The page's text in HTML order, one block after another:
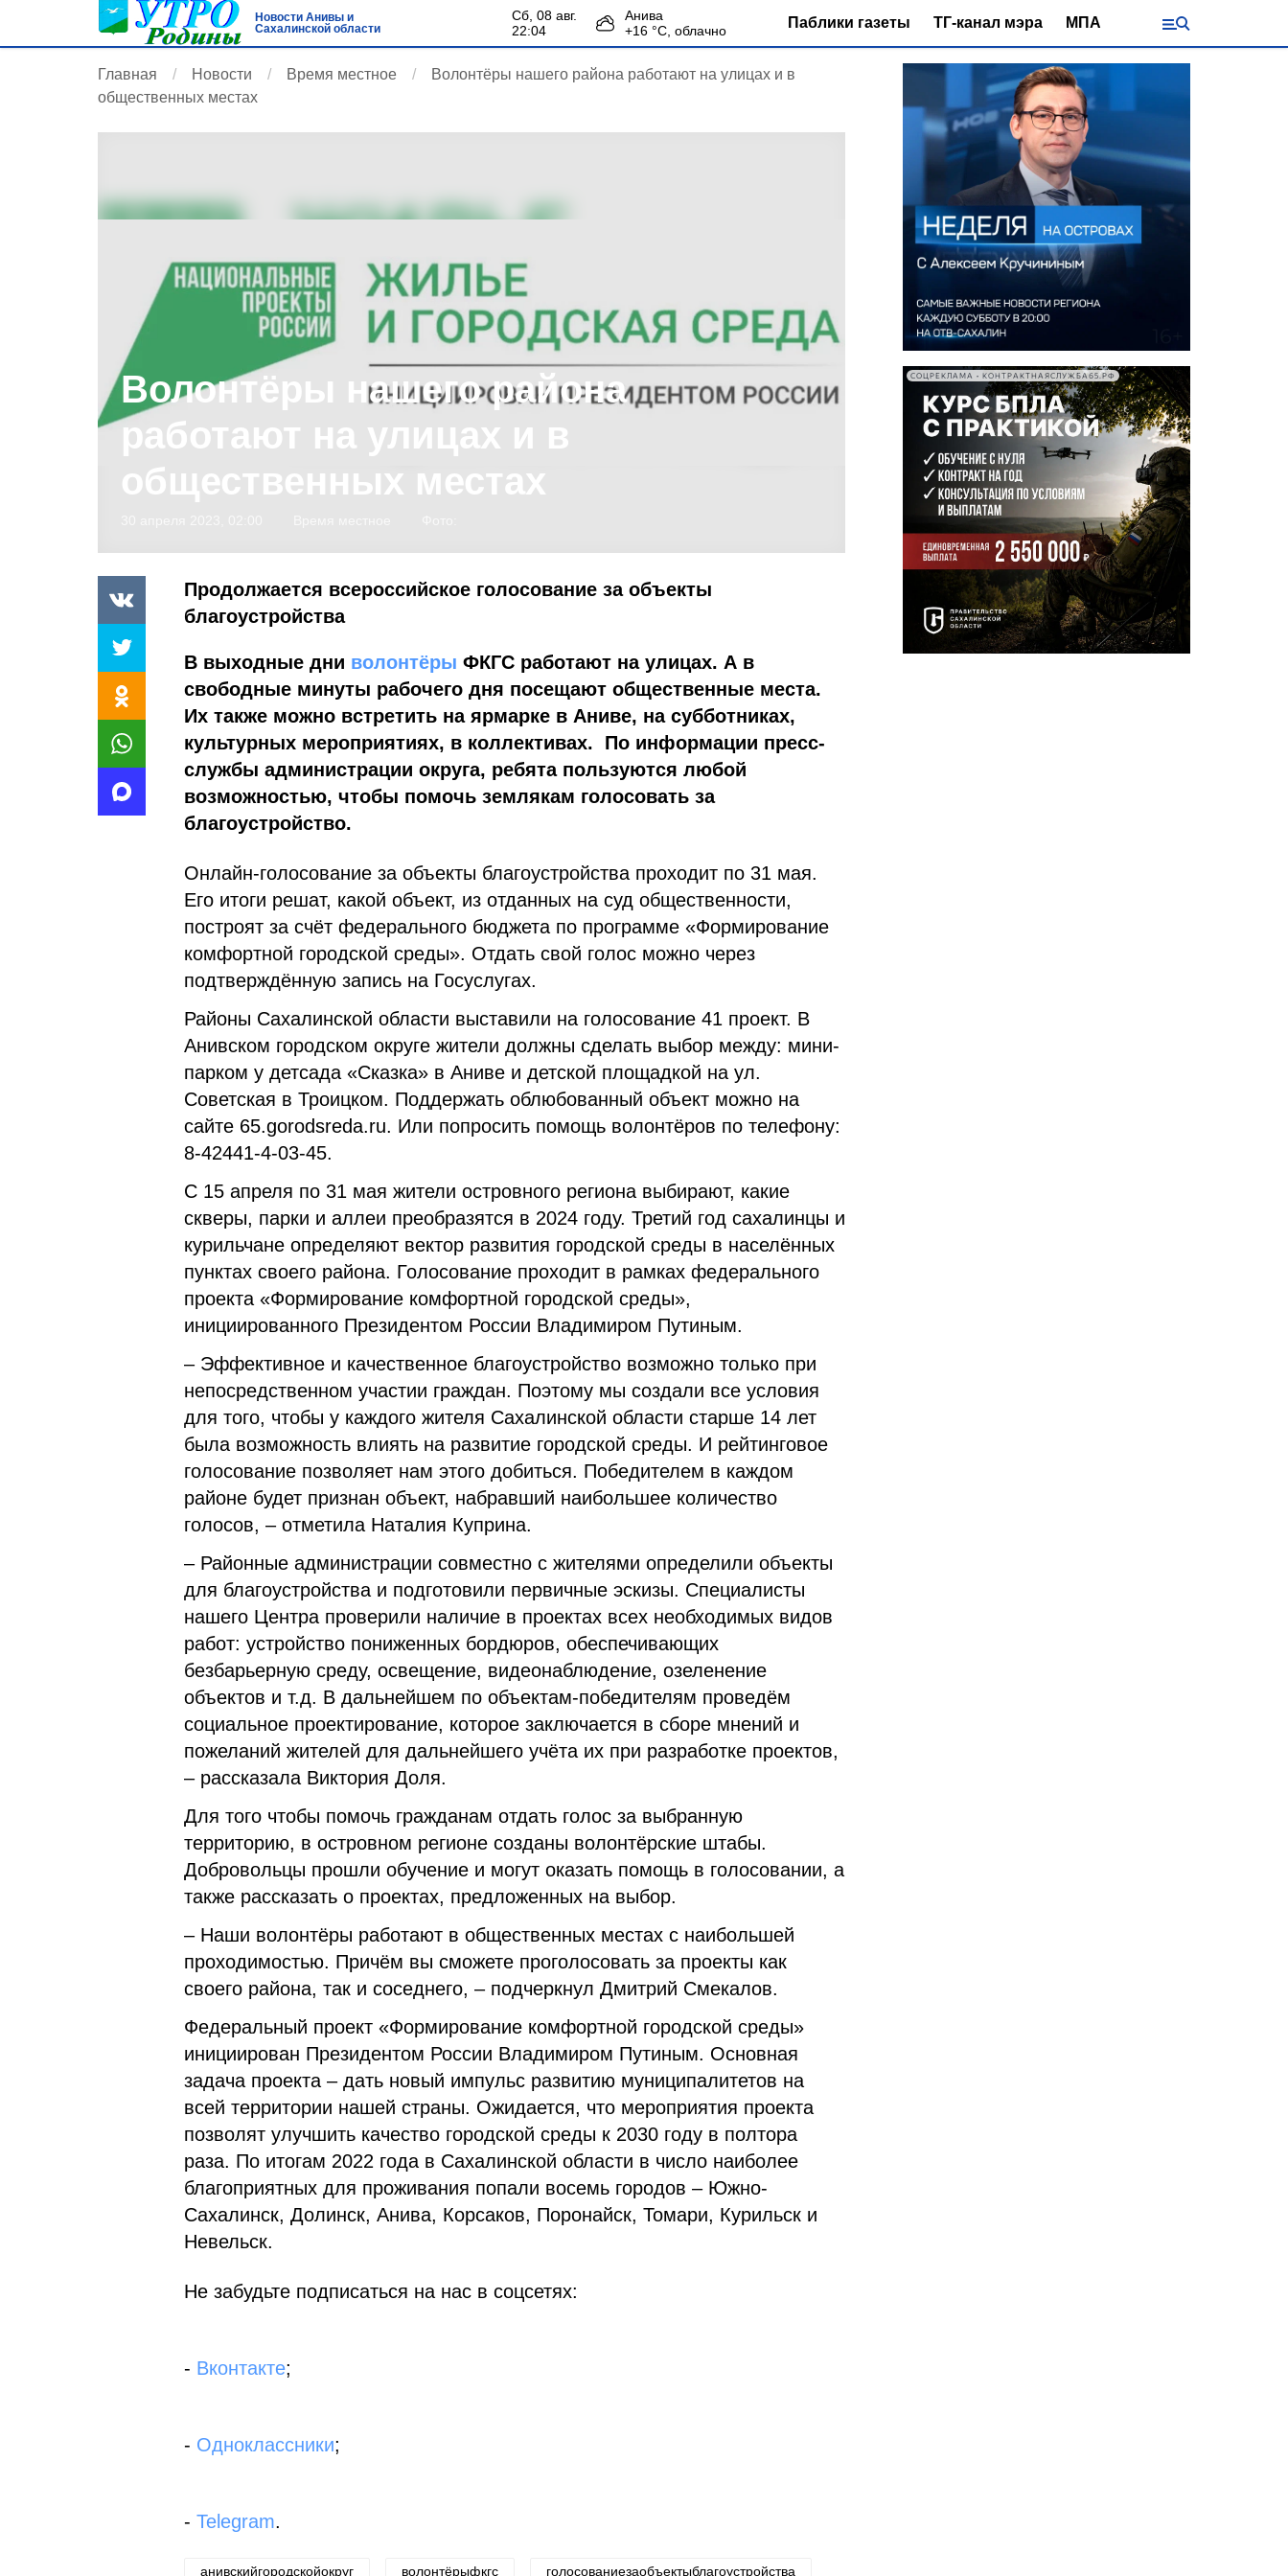
Новости Анивы и
Сахалинской области
сб, 08 авг.
22:04
Анива
+16 °С, облачно Паблики газеты ТГ-канал мэра МПА
Главная Новости Время местное
Волонтёры нашего района работают на улицах и в
общественных местах
Волонтёры нашего района
работают на улицах и в
общественных местах
Продолжается всероссийское голосование за объекты
благоустройства
В выходные дни волонтёры ФКГС работают на улицах. А в
свободные минуты рабочего дня посещают общественные места.
Их также можно встретить на ярмарке в Аниве, на субботниках,
культурных мероприятиях, в коллективах. По информации пресс-
службы администрации округа, ребята пользуются любой
возможностью, чтобы помочь землякам голосовать за
благоустройство.
Онлайн-голосование за объекты благоустройства проходит по 31 мая.
Его итоги решат, какой объект, из отданных на суд общественности,
построят за счёт федерального бюджета по программе «Формирование
комфортной городской среды». Отдать свой голос можно через
подтверждённую запись на Госуслугах.
Районы Сахалинской области выставили на голосование 41 проект. В
Анивском городском округе жители должны сделать выбор между: мини-
парком у детсада «Сказка» в Аниве и детской площадкой на ул.
Советская в Троицком. Поддержать облюбованный объект можно на
сайте 65.gorodsreda.ru. Или попросить помощь волонтёров по телефону:
8-42441-4-03-45.
С 15 апреля по 31 мая жители островного региона выбирают, какие
скверы, парки и аллеи преобразятся в 2024 году. Третий год сахалинцы и
курильчане опреде­ляют вектор развития городской среды в населённых
пунктах своего района. Голосование проходит в рамках федерального
проекта «Формирование комфортной го­родской среды»,
инициированного Президентом России Владимиром Путиным.
– Эффективное и качественное благоустройство возмож­но только при
непосредственном участии граждан. Поэтому мы создали все условия
для того, чтобы у каждого жителя Сахалинской области старше 14 лет
была возможность вли­ять на развитие городской среды. И рейтинговое
голосование позволяет нам этого добиться. Победителем в каждом
районе будет признан объект, набравший наибольшее количество
голосов, – отметила Наталия Куприна.
– Районные администрации совместно с жителями определили объекты
для благоустройства и подготовили первичные эскизы. Специалисты
нашего Центра проверили наличие в проектах всех необходимых видов
работ: устрой­ство пониженных бордюров, обеспечивающих
безбарьерную среду, освещение, видеонаблюдение, озеленение
объектов и т.д. В дальнейшем по объектам-победителям проведём
социальное проектирование, которое заключается в сборе мнений и
пожеланий жителей для дальнейшего учёта их при разработке проектов,
– рассказала Виктория Доля.
Для того чтобы помочь гражданам отдать голос за выбран­ную
территорию, в островном регионе созданы волонтёрские штабы.
Добровольцы прошли обучение и могут оказать по­мощь в голосовании, а
также рассказать о проектах, пред­ложенных на выбор.
– Наши волонтёры работают в общественных местах с наибольшей
проходимостью. Причём вы сможете проголосовать за проекты как
своего района, так и соседнего, – подчеркнул Дмитрий Смекалов.
Федеральный проект «Формирование комфортной город­ской среды»
инициирован Президентом России Владимиром Путиным. Основная
задача проекта – дать новый импульс развитию муниципалитетов на
всей территории нашей стра­ны. Ожидается, что мероприятия проекта
позволят улучшить качество городской среды к 2030 году в полтора
раза. По итогам 2022 года в Сахалинской области в число наиболее
благоприятных для проживания попали восемь городов – Южно-
Сахалинск, Долинск, Анива, Корсаков, Поронайск, Томари, Курильск и
Невельск.
Не забудьте подписаться на нас в соцсетях:
- Вконтакте;
- Одноклассники;
- Telegram.
анивскийгородскойокруг волонтёрыфкгс голосованиезаобъектыблагоустройства
СОЦРЕКЛАМА • КОНТРАКТНАЯСЛУЖБА65.РФ